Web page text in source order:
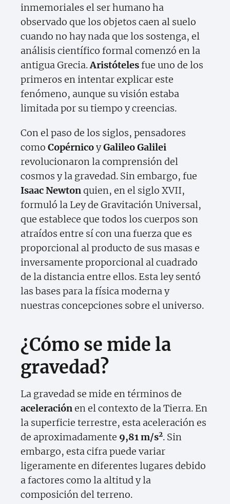
inmemoriales el ser humano ha
observado que los objetos caen al suelo
cuando no hay nada que los sostenga, el
análisis científico formal comenzó en la
antigua Grecia.Aristótelesfue uno de los
primeros en intentar explicar este
fenómeno, aunque su visión estaba
limitada por su tiempo y creencias.
Con el paso de los siglos, pensadores
como CopérnicoyGalileo Galilei
revolucionaron la comprensión del
cosmos y la gravedad. Sin embargo, fue
Isaac Newtonquien, en el siglo XVII,
formuló la Ley de Gravitación Universal,
que establece que todos los cuerpos son
atraídos entre sí con una fuerza que es
proporcional al producto de sus masas e
inversamente proporcional al cuadrado
de la distancia entre ellos. Esta ley sentó
las bases para la física moderna y
nuestras concepciones sobre el universo.
¿Cómo se mide la
gravedad?
La gravedad se mide en términos de
aceleraciónen el contexto de la Tierra. En
la superficie terrestre, esta aceleración es
de aproximadamente 9,81 m/s2. Sin
embargo, esta cifra puede variar
ligeramente en diferentes lugares debido
a factores como la altitud y la
composición del terreno.